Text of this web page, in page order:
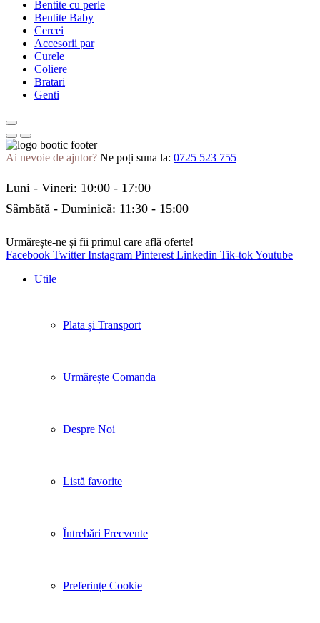
Bentite cu perle
Bentite Baby
Cercei
Accesorii par
Curele
Coliere
Bratari
Genti
Ai nevoie de ajutor? Ne poți suna la: 0725 523 755
Luni - Vineri: 10:00 - 17:00
Sâmbătă - Duminică: 11:30 - 15:00
Urmărește-ne și fii primul care află oferte!
Facebook Twitter Instagram Pinterest Linkedin Tik-tokYoutube
Utile
Plata și Transport
Urmărește Comanda
Despre Noi
Listă favorite
Întrebări Frecvente
Preferințe Cookie